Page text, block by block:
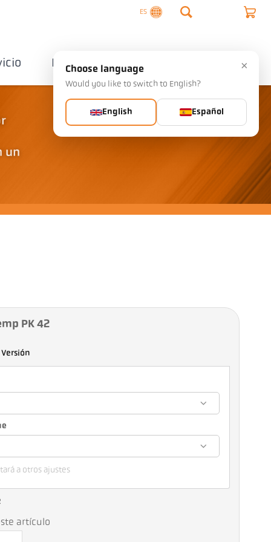
ES
Empresa Contactos
un
PK 42
Versión
a otros ajustes
artículo
×
Choose language
Would you like to switch to English?
English Español